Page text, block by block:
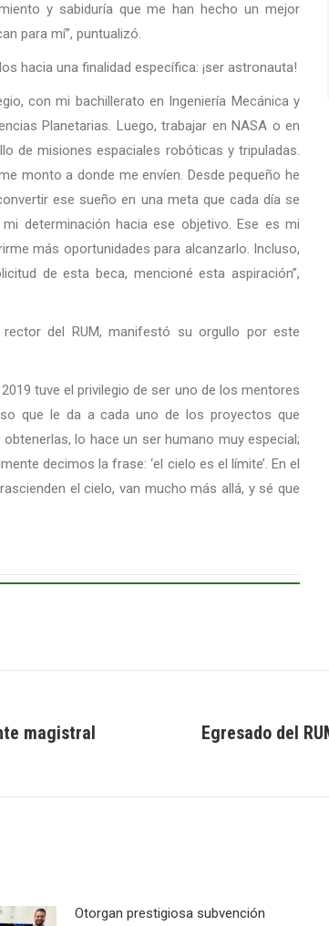
y sabiduría que me han hecho un mejor
para mí”, puntualizó.
hacia una finalidad específica: ¡ser astronauta!
con mi bachillerato en Ingeniería Mecánica y
Planetarias. Luego, trabajar en NASA o en
de misiones espaciales robóticas y tripuladas.
monto a donde me envíen. Desde pequeño he
ese sueño en una meta que cada día se
determinación hacia ese objetivo. Ese es mi
más oportunidades para alcanzarlo. Incluso,
de esta beca, mencioné esta aspiración”,
del RUM, manifestó su orgullo por este
tuve el privilegio de ser uno de los mentores
que le da a cada uno de los proyectos que
lo hace un ser humano muy especial;
decimos la frase: ‘el cielo es el límite’. En el
el cielo, van mucho más allá, y sé que
magistral
Egresado del
Otorgan prestigiosa subvención